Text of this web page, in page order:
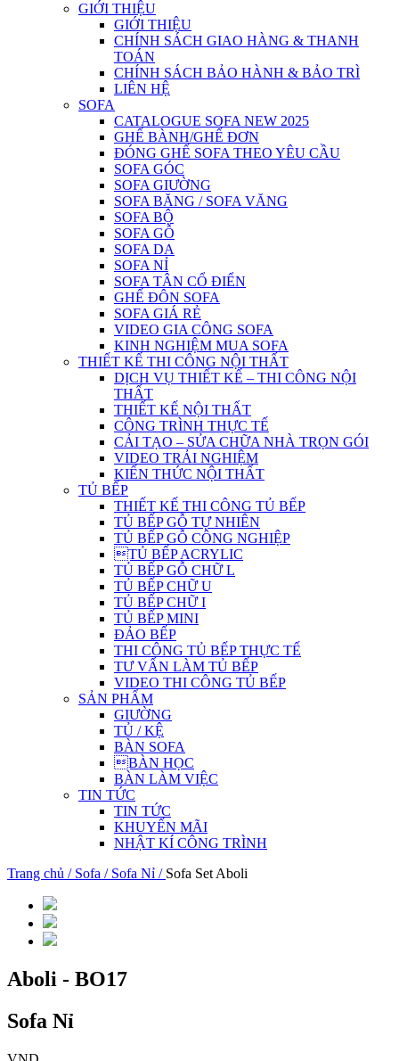
GIỚI THIỆU
GIỚI THIỆU
CHÍNH SÁCH GIAO HÀNG & THANH
TOÁN
CHÍNH SÁCH BẢO HÀNH & BẢO TRÌ
LIÊN HỆ
SOFA
CATALOGUE SOFA NEW 2025
GHẾ BÀNH/GHẾ ĐƠN
ĐÓNG GHẾ SOFA THEO YÊU CẦU
SOFA GÓC
SOFA GIƯỜNG
SOFA BĂNG / SOFA VĂNG
SOFA BỘ
SOFA GỖ
SOFA DA
SOFA NỈ
SOFA TÂN CỔ ĐIỂN
GHẾ ĐÔN SOFA
SOFA GIÁ RẺ
VIDEO GIA CÔNG SOFA
KINH NGHIỆM MUA SOFA
THIẾT KẾ THI CÔNG NỘI THẤT
DỊCH VỤ THIẾT KẾ – THI CÔNG NỘI
THẤT
THIẾT KẾ NỘI THẤT
CÔNG TRÌNH THỰC TẾ
CẢI TẠO – SỬA CHỮA NHÀ TRỌN GÓI
VIDEO TRẢI NGHIỆM
KIẾN THỨC NỘI THẤT
TỦ BẾP
THIẾT KẾ THI CÔNG TỦ BẾP
TỦ BẾP GỖ TỰ NHIÊN
TỦ BẾP GỖ CÔNG NGHIỆP
TỦ BẾP ACRYLIC
TỦ BẾP GỖ CHỮ L
TỦ BẾP CHỮ U
TỦ BẾP CHỮ I
TỦ BẾP MINI
ĐẢO BẾP
THI CÔNG TỦ BẾP THỰC TẾ
TƯ VẤN LÀM TỦ BẾP
VIDEO THI CÔNG TỦ BẾP
SẢN PHẨM
GIƯỜNG
TỦ / KỆ
BÀN SOFA
BÀN HỌC
BÀN LÀM VIỆC
TIN TỨC
TIN TỨC
KHUYẾN MÃI
NHẬT KÍ CÔNG TRÌNH
Trang chủ / Sofa / Sofa Nỉ / Sofa Set Aboli
Aboli - BO17
Sofa Nỉ